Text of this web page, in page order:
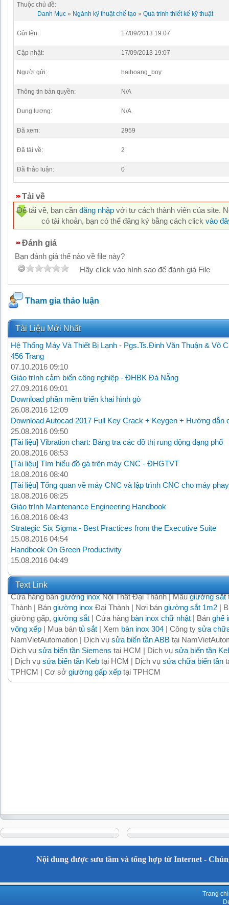
Thuộc chủ đề:
Danh Mục » Ngành kỹ thuật chế tạo » Quá trình thiết kế kỹ thuật
Gửi lên: 17/09/2013 19:07
Cập nhật: 17/09/2013 19:07
Người gửi: haihoang_boy
Thông tin bản quyền: N/A
Dung lượng: N/A
Đã xem: 2959
Đã tải về: 2
Đã thảo luận: 0
Tải về
Để tải về, bạn cần đăng nhập với tư cách thành viên của site.
có tài khoản, bạn có thể đăng ký bằng cách click vào
Đánh giá
Bạn đánh giá thế nào về file này?
Hãy click vào hình sao để đánh giá File
Tham gia thảo luận
Tài Liệu Mới Nhất
Hệ Thống Máy Và Thiết Bị Lạnh - Pgs.Ts.Đinh Văn Thuận & Võ
456 Trang
07.10.2016 09:10
Giáo trình cảm biến công nghiệp - ĐHBK Đà Nẵng
27.09.2016 09:01
Download phần mềm triển khai hình gò
26.08.2016 12:09
Download Autocad 2017 Full Key Crack + Keygen + Hướng dẫn
25.08.2016 09:50
[Tài liệu] Vibration chart: Bảng tra các đồ thị rung động dạng phổ
20.08.2016 08:53
[Tài liệu] Tìm hiểu đồ gá trên máy CNC - ĐHGTVT
18.08.2016 08:40
[Tài liệu] Tổng quan về máy CNC và lập trình CNC cho máy
18.08.2016 08:25
Giáo trình Maintenance Engineering Handbook
16.08.2016 08:43
Strategic Six Sigma - Best Practices from the Executive Suite
15.08.2016 04:54
Handbook On Green Productivity
15.08.2016 04:49
Text Link
Cửa hàng bángiường inoxNội Thất Đại Thành | Mẫugiường sắt
Thành | Bán giường inox Đại Thành | Nơi bán giường sắt 1m2 |
giường gấp, giường sắt | Cửa hàng bàn inox chữ nhật | Bán ghế
võng xếp | Mua bán tủ sắt | Xem bàn inox 304 | Công ty sửa
NamVietAutomation | Dịch vụ sửa biến tần ABB tại
Dịch vụ sửa biến tần Siemens tại HCM | Dịch vụ sửa biến tần
| Dịch vụ sửa biến tần Keb tại HCM | Dịch vụ sửa chữa biến tần
TPHCM | Cơ sở giường gấp xếp tại TPHCM
Nội dung được sưu tầm và tổng hợp từ Internet -
Trang